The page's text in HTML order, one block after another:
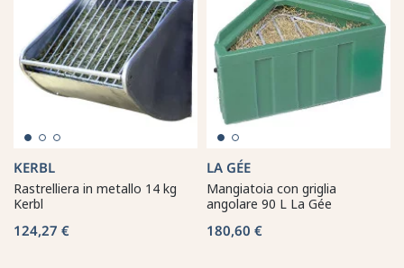
KERBL
Rastrelliera in metallo 14 kg
Kerbl
124,27 €
LA GÉE
Mangiatoia con griglia
angolare 90 L La Gée
180,60 €